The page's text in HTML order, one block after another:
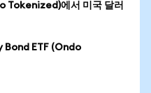
에서 미국 달러
Bond ETF (Ondo